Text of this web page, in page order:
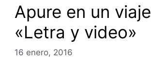
Apure en un viaje
«Letra y video»
16 enero, 2016